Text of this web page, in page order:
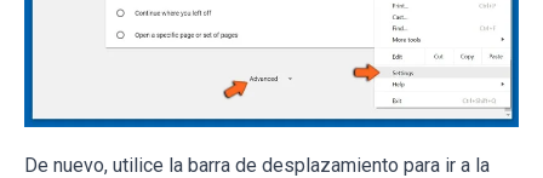
De nuevo, utilice la barra de desplazamiento para ir a la